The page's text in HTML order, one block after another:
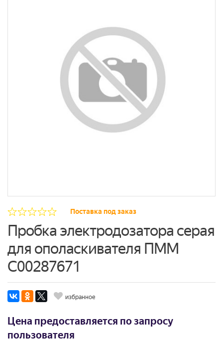
Поставка под заказ
Пробка электродозатора серая
для ополаскивателя ПММ
C00287671
избранное
Цена предоставляется по запросу
пользователя